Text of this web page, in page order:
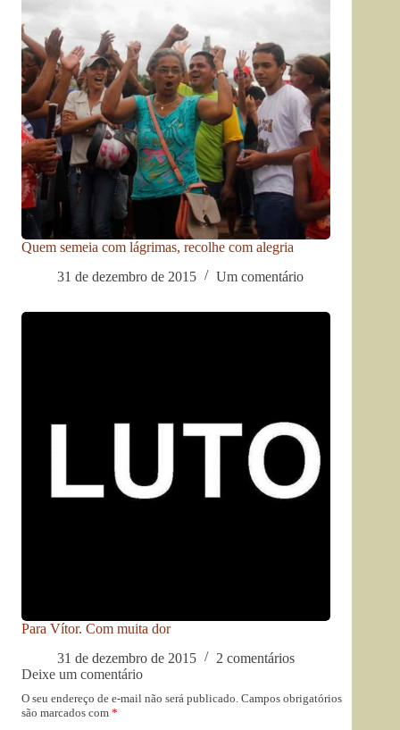
Quem semeia com lágrimas, recolhe com alegria
31 de dezembro de 2015
Um comentário
Para Vítor. Com muita dor
31 de dezembro de 2015
2 comentários
Deixe um comentário
O seu endereço de e-mail não será publicado. Campos obrigatórios
são marcados com *